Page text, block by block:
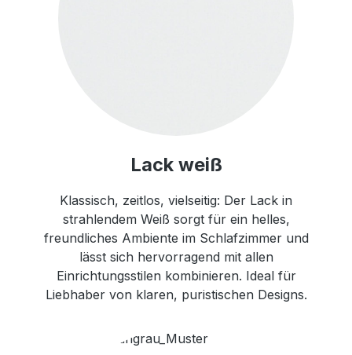
Lack weiß
Klassisch, zeitlos, vielseitig: Der Lack in
strahlendem Weiß sorgt für ein helles,
freundliches Ambiente im Schlafzimmer und
lässt sich hervorragend mit allen
Einrichtungsstilen kombinieren. Ideal für
Liebhaber von klaren, puristischen Designs.